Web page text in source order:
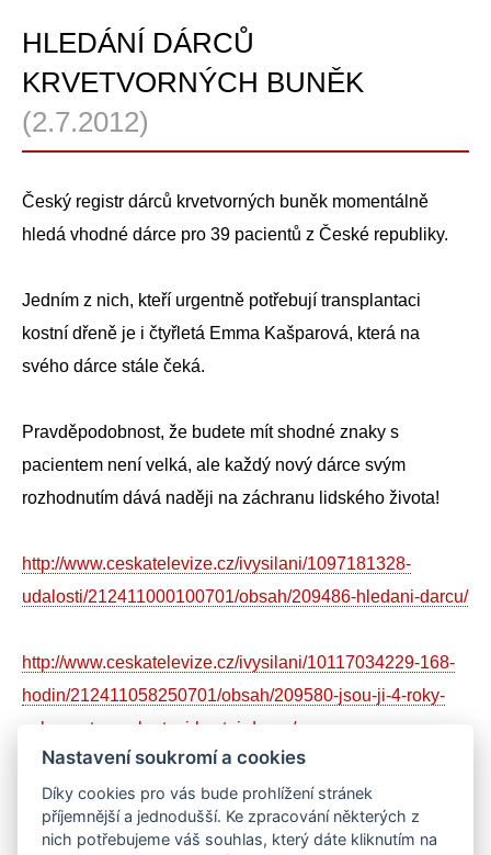
HLEDÁNÍ DÁRCŮ
KRVETVORNÝCH BUNĚK
(2.7.2012)
Český registr dárců krvetvorných buněk momentálně
hledá vhodné dárce pro 39 pacientů z České republiky.
Jedním z nich, kteří urgentně potřebují transplantaci
kostní dřeně je i čtyřletá Emma Kašparová, která na
svého dárce stále čeká.
Pravděpodobnost, že budete mít shodné znaky s
pacientem není velká, ale každý nový dárce svým
rozhodnutím dává naději na záchranu lidského života!
http://www.ceskatelevize.cz/ivysilani/1097181328-
udalosti/212411000100701/obsah/209486-hledani-darcu/
http://www.ceskatelevize.cz/ivysilani/10117034229-168-
hodin/212411058250701/obsah/209580-jsou-ji-4-roky-
ceka-na-transplantaci-kostni-drene/
Sdílejte na sociálních sítích
SdíletFacebook
TwitterEmailMessenger
GmailLinkedInWhatsApp
Nastavení soukromí a cookies
Díky cookies pro vás bude prohlížení stránek
příjemnější a jednodušší. Ke zpracování některých z
nich potřebujeme váš souhlas, který dáte kliknutím na